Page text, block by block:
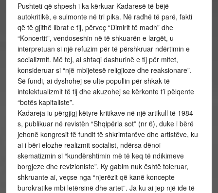
Pushteti që shpesh i ka kërkuar Kadaresë të bëjë
autokritikë, e sulmonte në tri pika. Në radhë të parë, fakti
që të gjithë librat e tij, përveç “Dimirit të madh” dhe
“Koncertit”, vendoseshin në të shkuarën e largët, u
interpretuan si një refuzim për të përshkruar ndërtimin e
socializmit. Më tej, ai shfaqi dashurinë e tij për mitet,
konsideruar si “një mbijetesë religjioze dhe reaksionare”.
Së fundi, ai dyshohej se ulte popullin për shkak të
intelektualizmit të tij dhe akuzohej se kërkonte t’i pëlqente
“botës kapitaliste”.
Kadareja iu përgjigj këtyre kritikave në një artikull të 1984-
s, publikuar në revistën “Shqipëria sot” (nr 6), duke i bërë
jehonë kongresit të fundit të shkrimtarëve dhe artistëve, ku
ai i bëri elozhe realizmit socialist, ndërsa dënoi
skematizmin si “kundërshtimin më të keq të ndikimeve
borgjeze dhe revizioniste”. Ky gabim nuk është toleruar,
shkruante ai, veçse nga “njerëzit që kanë koncepte
burokratike mbi letërsinë dhe artet”. Ja ku ai jep një ide të